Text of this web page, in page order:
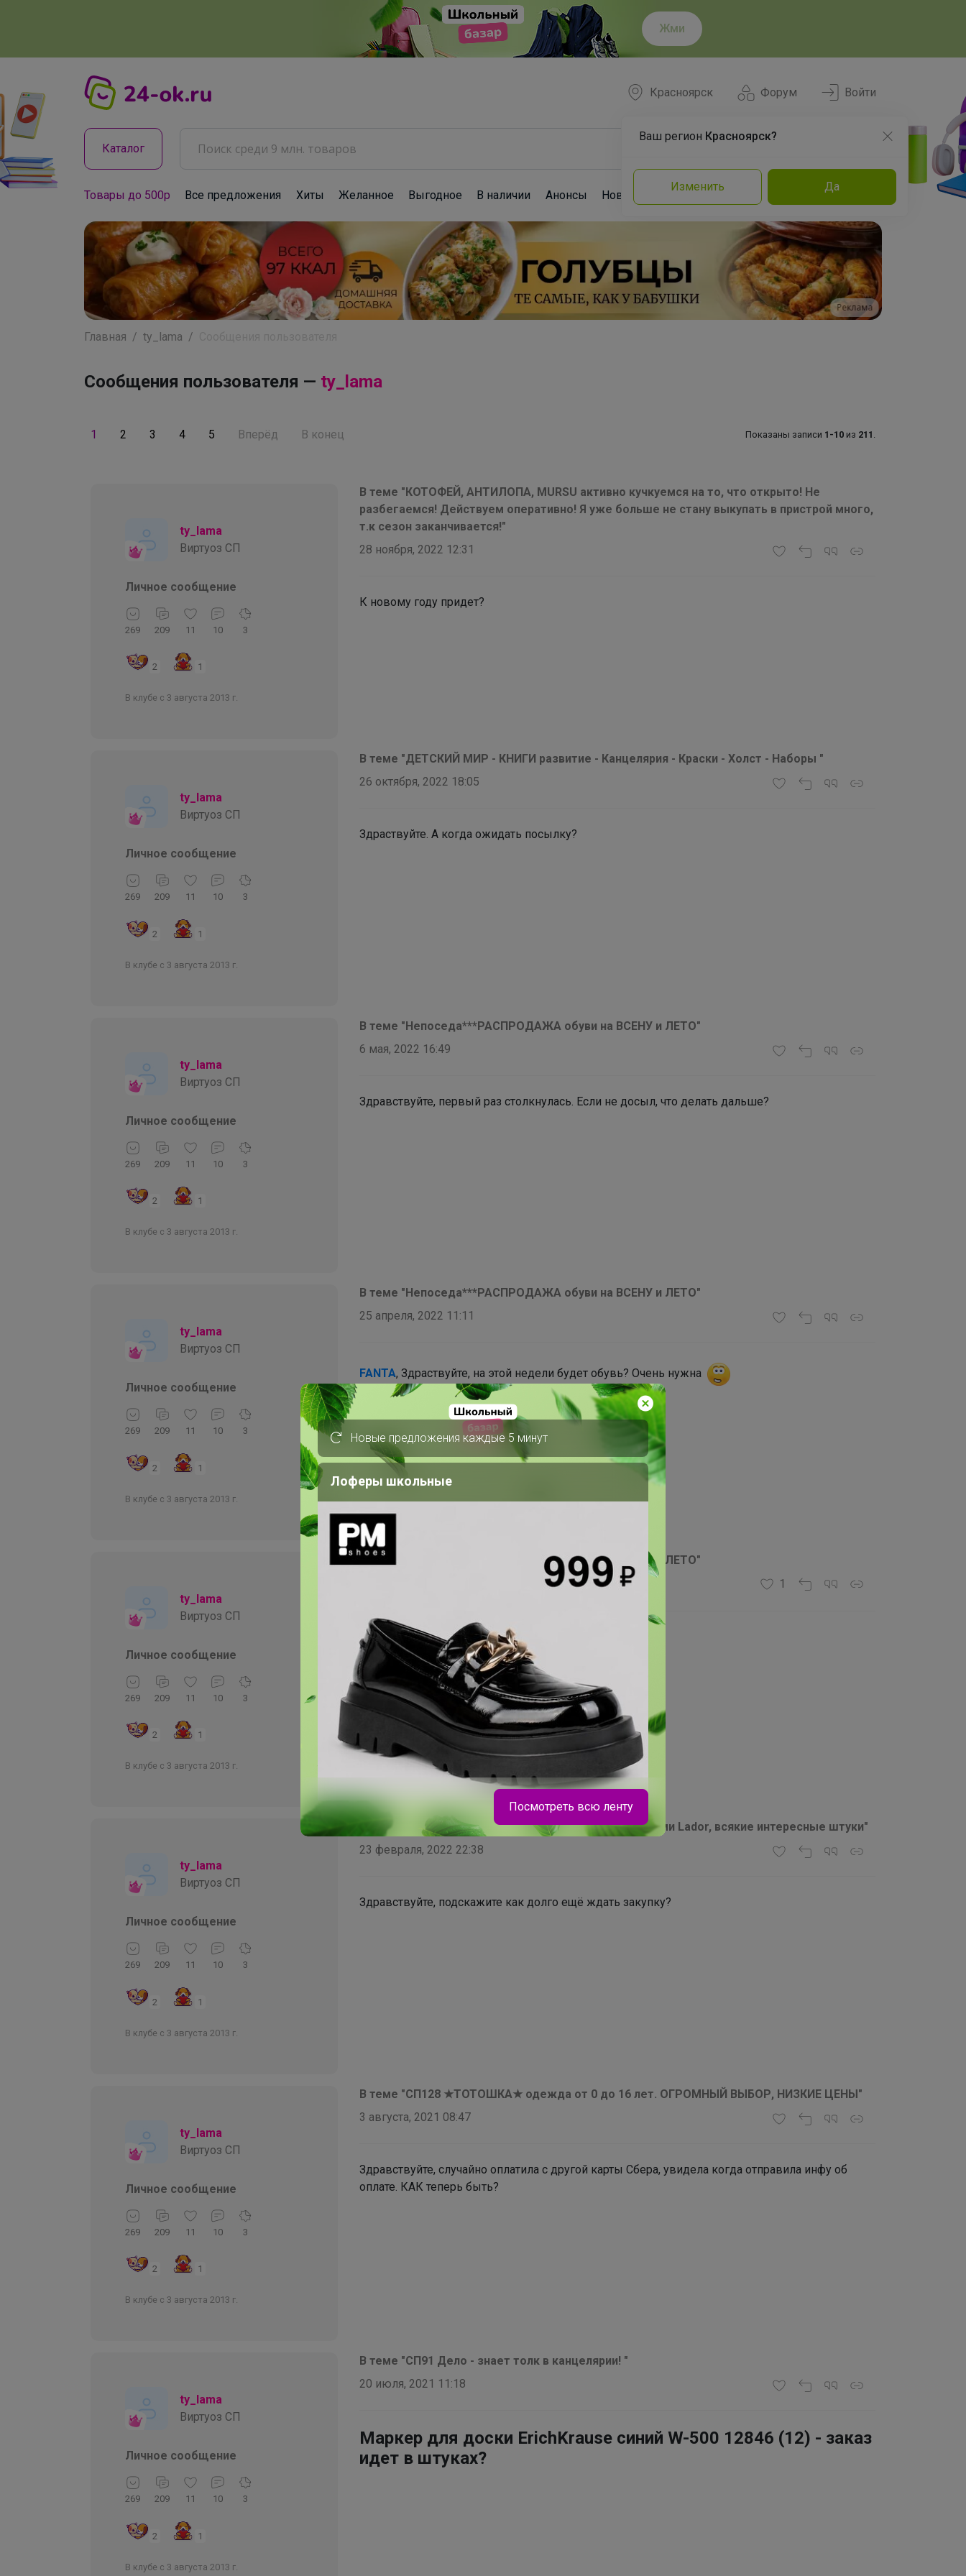
Жми
Форум
Красноярск
Ваш регион Красноярск?
Изменить Да
Войти
Каталог
Товары до 500р Все предложения Хиты Желанное Выгодное В наличии Анонсы Новости Команда Эксперты
Реклама
Главная ty_lama
Сообщения пользователя — ty_lama
1 2 3 4 5 Вперёд В конец Показаны записи 1-10 из 211 .
ty_lama
Виртуоз СП
Личное сообщение
269 209 11 10 3
2 1
В клубе с 3 августа 2013 г.
В теме "КОТОФЕЙ, АНТИЛОПА, MURSU активно кучкуемся на то, что открыто! Не
разбегаемся! Действуем оперативно! Я уже больше не стану выкупать в пристрой много,
т.к сезон заканчивается!"
28 ноября, 2022 12:31
К новому году придет?
ty_lama
Виртуоз СП
Личное сообщение
269 209 11 10 3
2 1
В клубе с 3 августа 2013 г.
В теме "ДЕТСКИЙ МИР - КНИГИ развитие - Канцелярия - Краски - Холст - Наборы "
26 октября, 2022 18:05
Здраствуйте. А когда ожидать посылку?
ty_lama
Виртуоз СП
Личное сообщение
269 209 11 10 3
2 1
В клубе с 3 августа 2013 г.
В теме "Непоседа***РАСПРОДАЖА обуви на ВСЕНУ и ЛЕТО"
6 мая, 2022 16:49
Здравствуйте, первый раз столкнулась. Если не досыл, что делать дальше?
ty_lama
Виртуоз СП
Личное сообщение
269 209 11 10 3
2 1
В клубе с 3 августа 2013 г.
В теме "Непоседа***РАСПРОДАЖА обуви на ВСЕНУ и ЛЕТО"
25 апреля, 2022 11:11
FANTA, Здраствуйте, на этой недели будет обувь? Очень нужна
ty_lama
Виртуоз СП
Личное сообщение
269 209 11 10 3
2 1
В клубе с 3 августа 2013 г.
В теме "Непоседа***РАСПРОДАЖА обуви на ВСЕНУ и ЛЕТО"
1
Подскажите, есть информация когда придёт закупка?
ty_lama
Виртуоз СП
Личное сообщение
269 209 11 10 3
2 1
В клубе с 3 августа 2013 г.
В теме "Корейские нано щетки, люкс-уход за волосами Lador, всякие интересные штуки"
23 февраля, 2022 22:38
Здравствуйте, подскажите как долго ещё ждать закупку?
ty_lama
Виртуоз СП
Личное сообщение
269 209 11 10 3
2 1
В клубе с 3 августа 2013 г.
В теме "СП128 ★ТОТОШКА★ одежда от 0 до 16 лет. ОГРОМНЫЙ ВЫБОР, НИЗКИЕ ЦЕНЫ"
3 августа, 2021 08:47
Здравствуйте, случайно оплатила с другой карты Сбера, увидела когда отправила инфу об
оплате. КАК теперь быть?
ty_lama
Виртуоз СП
Личное сообщение
269 209 11 10 3
2 1
В клубе с 3 августа 2013 г.
В теме "СП91 Дело - знает толк в канцелярии! "
20 июля, 2021 11:18
Маркер для доски ErichKrause синий W-500 12846 (12) - заказ
идет в штуках?
Новые предложения каждые 5 минут
Лоферы школьные
Брюнетка
Школьная форма для мальчиков Pelican
Посмотреть всю ленту